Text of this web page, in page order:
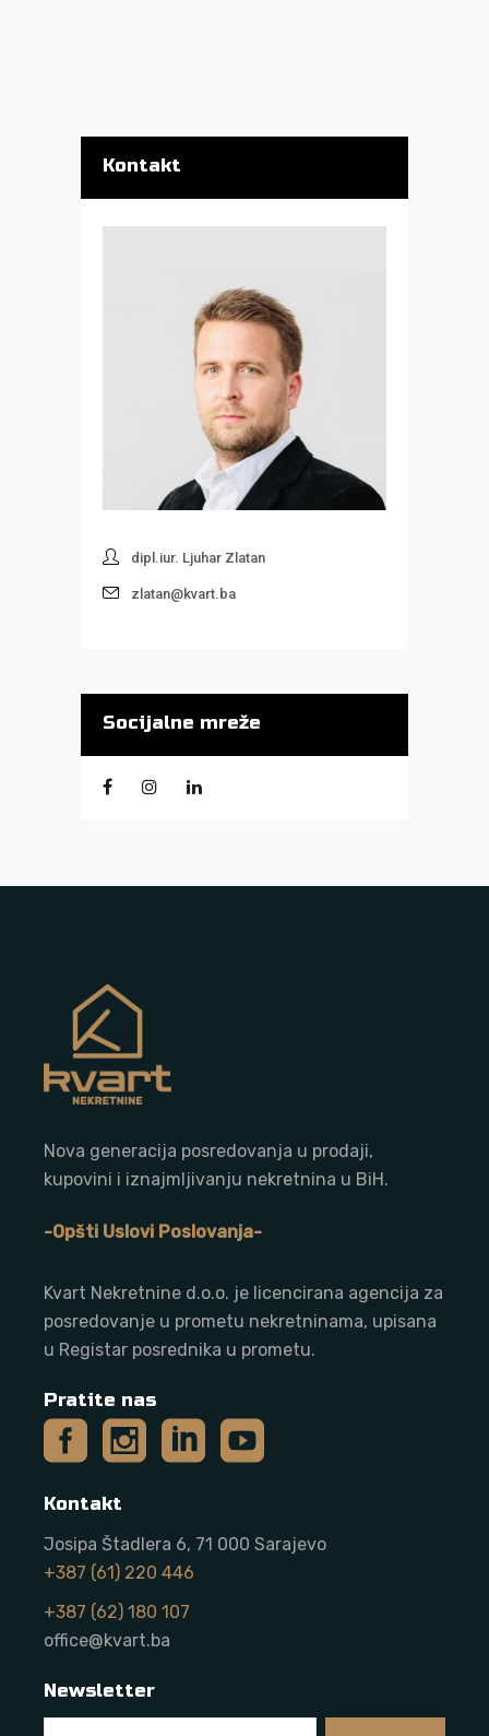
Kontakt
dipl.iur. Ljuhar Zlatan
zlatan@kvart.ba
Socijalne mreže
Nova generacija posredovanja u prodaji,
kupovini i iznajmljivanju nekretnina u BiH.
-Opšti Uslovi Poslovanja-
Kvart Nekretnine d.o.o. je licencirana agencija za
posredovanje u prometu nekretninama, upisana
u Registar posrednika u prometu.
Pratite nas
Kontakt
Josipa Štadlera 6, 71 000 Sarajevo
+387 (61) 220 446
+387 (62) 180 107
office@kvart.ba
Newsletter